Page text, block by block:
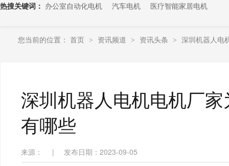
热搜关键词： 办公室自动化电机 汽车电机 医疗智能家居电机
您当前的位置： 首页 > 资讯频道 > 资讯头条 > 深圳机器人电
深圳机器人电机电机厂
有哪些
来源： | 发布日期：2023-09-05